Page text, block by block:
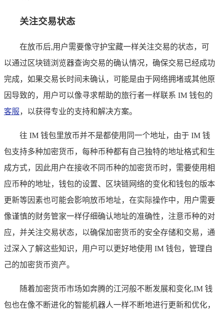
关注交易状态
在放币后,用户需要像守护宝藏一样关注交易的状态，可
以通过区块链浏览器查询交易的确认情况，确保交易已经成功
完成，如果交易长时间未确认，可能是由于网络拥堵或其他原
因导致的，用户可以像寻求帮助的旅行者一样联系 IM 钱包的
客服，以获得专业的支持和解决方案。
往 IM 钱包里放币并不是都使用同一个地址，由于 IM 钱
包支持多种加密货币，每种币种都有自己独特的地址格式和生
成方式，因此用户在接收不同币种的加密货币时，需要使用相
应币种的地址，钱包的设置、区块链网络的变化和钱包的版本
更新等因素也可能会影响放币地址，在实际操作中，用户需要
像谨慎的财务管家一样仔细确认地址的准确性，注意币种的对
应，并关注交易状态，以确保加密货币的安全存储和交易，通
过深入了解这些知识，用户可以更好地使用 IM 钱包，管理自
己的加密货币资产。
随着加密货币市场如奔腾的江河般不断发展和变化,IM 钱
包也在像不断进化的智能机器人一样不断地进行更新和优化，